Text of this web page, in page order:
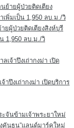
ยผู้ป่วยติดเตียงสิงห์บุรี
1,950 ลบ.ม./วิ
าปึงเถ่ากงม่า เปิดบริการ